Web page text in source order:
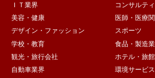
ＩＴ業界
コンサルテ
美容・健康
医師・医療
デザイン・ファッション
スポーツ
学校・教育
食品・製造業
観光・旅行会社
ホテル・旅館
自動車業界
環境サービス